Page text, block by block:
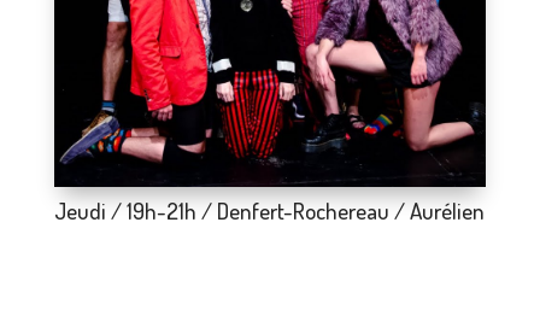
Jeudi / 19h-21h / Denfert-Rochereau / Aurélien